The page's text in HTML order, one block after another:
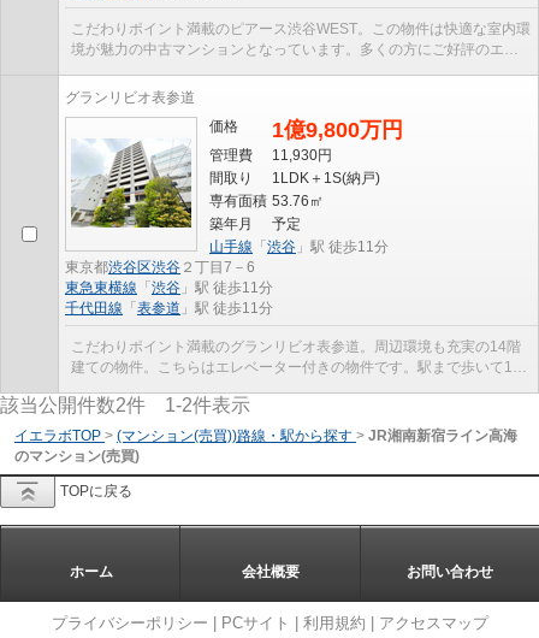
こだわりポイント満載のピアース渋谷WEST。この物件は快適な室内環
境が魅力の中古マンションとなっています。多くの方にご好評のエレ
グランリビオ表参道
価格
1億9,800万円
管理費
11,930円
間取り
1LDK＋1S(納戸)
専有面積 53.76㎡
築年月
予定
東京都渋谷区渋谷 ２丁目7－6
山手線 「 渋谷 」駅 徒歩11分
東急東横線 「 渋谷 」駅 徒歩11分
千代田線 「 表参道 」駅 徒歩11分
こだわりポイント満載のグランリビオ表参道。周辺環境も充実の14階
建ての物件。こちらはエレベーター付きの物件です。駅まで歩いて11
該当公開件数2件 1-2件表示
イエラボTOP > (マンション(売買))路線・駅から探す > JR湘南新宿ライン高海
のマンション(売買)
TOPに戻る
ホーム 会社概要 お問い合わせ
プライバシーポリシー PCサイト 利用規約 アクセスマップ